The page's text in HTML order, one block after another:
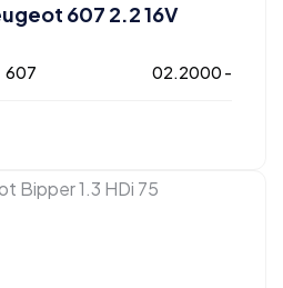
607 2.2 16V
607 02.2000 -